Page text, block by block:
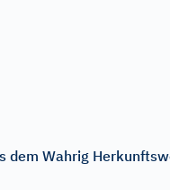
dem Wahrig